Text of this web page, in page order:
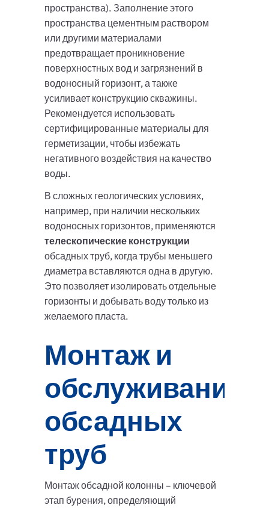
пространства). Заполнение этого
пространства цементным раствором
или другими материалами
предотвращает проникновение
поверхностных вод и загрязнений в
водоносный горизонт, а также
усиливает конструкцию скважины.
Рекомендуется использовать
сертифицированные материалы для
герметизации, чтобы избежать
негативного воздействия на качество
воды.
В сложных геологических условиях,
например, при наличии нескольких
водоносных горизонтов, применяются
телескопические конструкции
обсадных труб, когда трубы меньшего
диаметра вставляются одна в другую.
Это позволяет изолировать отдельные
горизонты и добывать воду только из
желаемого пласта.
Монтаж и
обслуживание
обсадных
труб
Монтаж обсадной колонны – ключевой
этап бурения, определяющий